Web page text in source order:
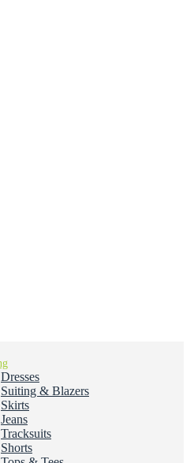
Dresses
Suiting & Blazers
Skirts
Jeans
Tracksuits
Shorts